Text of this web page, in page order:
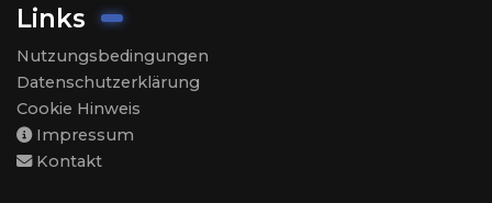
Links
Nutzungsbedingungen
Datenschutzerklärung
Cookie Hinweis
Impressum
Kontakt